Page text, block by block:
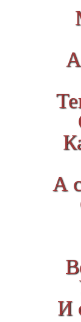
А
И